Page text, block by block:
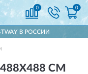
0 0
В РОССИИ
СМ